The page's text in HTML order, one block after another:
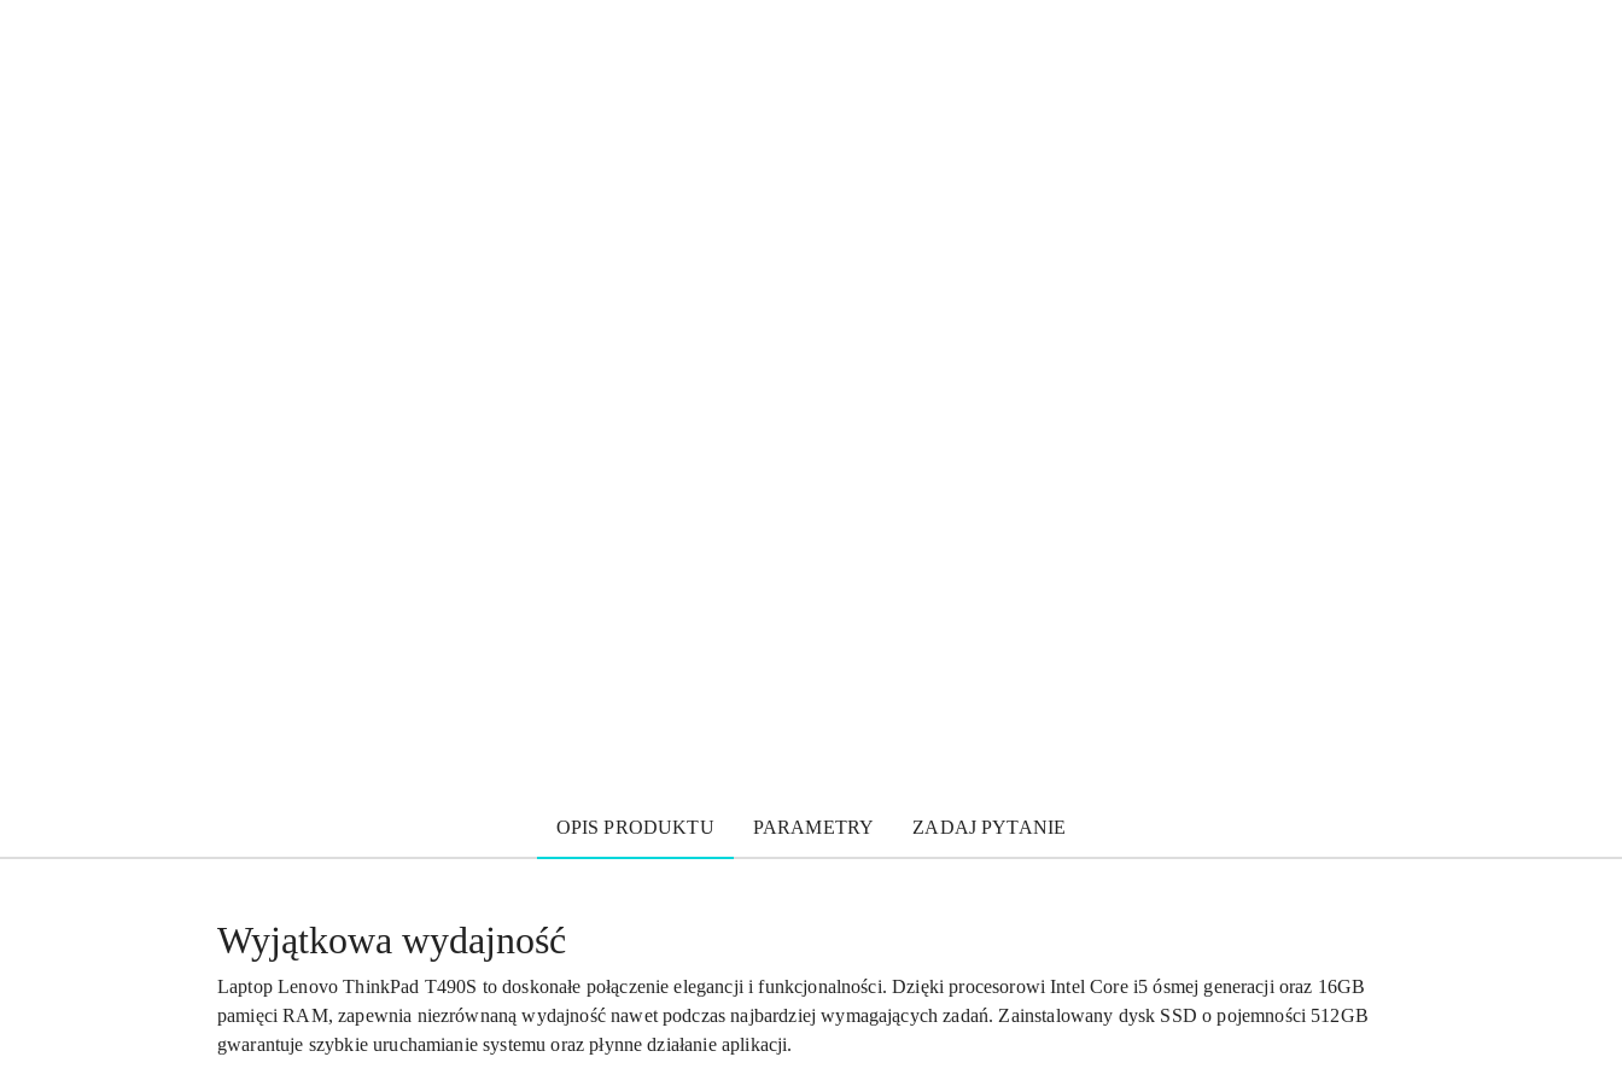
OPIS PRODUKTU PARAMETRY ZADAJ PYTANIE
Wyjątkowa wydajność
Laptop Lenovo ThinkPad T490S to doskonałe połączenie elegancji i funkcjonalności. Dzięki procesorowi Intel Core i5 ósmej generacji oraz 16GB
pamięci RAM, zapewnia niezrównaną wydajność nawet podczas najbardziej wymagających zadań. Zainstalowany dysk SSD o pojemności 512GB
gwarantuje szybkie uruchamianie systemu oraz płynne działanie aplikacji.